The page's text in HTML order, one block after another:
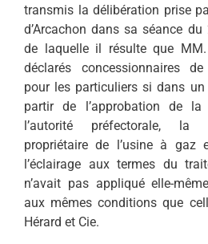
transmis la délibération prise
d’Arcachon dans sa séance
de laquelle il résulte que
déclarés concessionnaires
pour les particuliers si dans
partir de l’approbation de
l’autorité préfectorale, la
propriétaire de l’usine à gaz
l’éclairage aux termes du
n’avait pas appliqué elle-
aux mêmes conditions que
Hérard et Cie.